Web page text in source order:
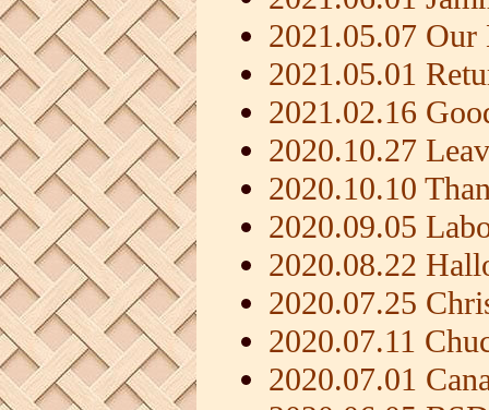
2021.05.07 Our
2021.05.01
2021.02.16
2020.10.27
2020.10.10
2020.09.05
2020.08.22
2020.07.25
2020.07.11
2020.07.01